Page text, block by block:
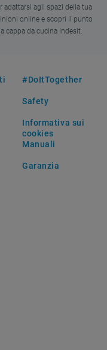
agli spazi della tua
online e scopri il punto
cappa da cucina Indesit.
#DoItTogether
Safety
Informativa sui
cookies
Manuali
Garanzia